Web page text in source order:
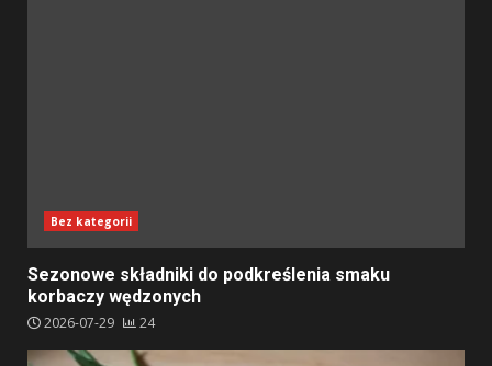
Bez kategorii
Sezonowe składniki do podkreślenia smaku
korbaczy wędzonych
2026-07-29 24